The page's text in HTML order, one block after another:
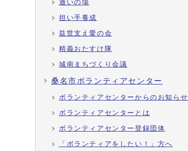
通いの場
担い手養成
益世支え愛の会
精義おたすけ隊
城南まちづくり会議
桑名市ボランティアセンター
ボランティアセンターからのお知らせ
ボランティアセンターとは
ボランティアセンター登録団体
「ボランティアをしたい！」方へ